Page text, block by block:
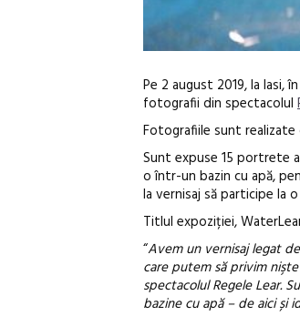
Pe 2 august 2019, la Iasi,
fotografii din spectacolul
Fotografiile sunt realizate
Sunt expuse 15 portrete
o într-un bazin cu apă,
la vernisaj să participe la
Titlul expoziției,
“Avem un vernisaj legat
care putem să privim
spectacolul Regele Lear.
bazine cu apă – de aici și